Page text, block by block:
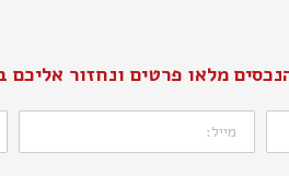
מלאו פרטים ונחזור
דוא"ל: